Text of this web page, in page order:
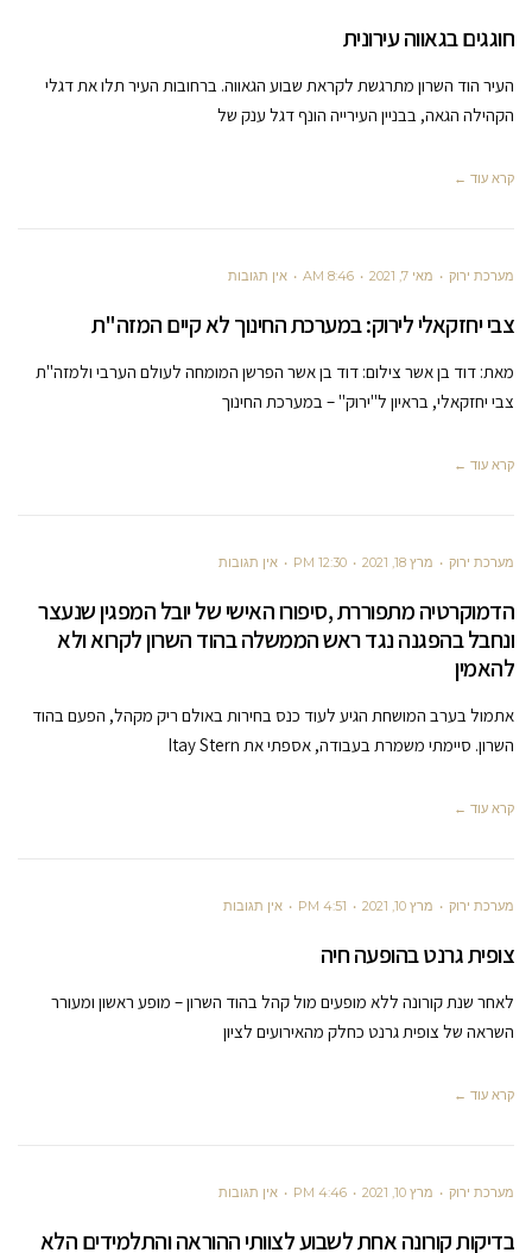
חוגגים בגאווה עירונית
העיר הוד השרון מתרגשת לקראת שבוע הגאווה. ברחובות העיר תלו את דגלי
הקהילה הגאה, בבניין העירייה הונף דגל ענק של
קרא עוד ←
מערכת ירוק מאי 7, 2021 8:46 AM אין תגובות
צבי יחזקאלי לירוק: במערכת החינוך לא קיים המזה"ת
מאת: דוד בן אשר צילום: דוד בן אשר הפרשן המומחה לעולם הערבי ולמזה"ת
צבי יחזקאלי, בראיון ל"ירוק" – במערכת החינוך
קרא עוד ←
מערכת ירוק מרץ 18, 2021 12:30 PM אין תגובות
הדמוקרטיה מתפוררת ,סיפורו האישי של יובל המפגין שנעצר
ונחבל בהפגנה נגד ראש הממשלה בהוד השרון לקרוא ולא
להאמין
אתמול בערב המושחת הגיע לעוד כנס בחירות באולם ריק מקהל, הפעם בהוד
השרון. סיימתי משמרת בעבודה, אספתי את Itay Stern
קרא עוד ←
מערכת ירוק מרץ 10, 2021 4:51 PM אין תגובות
צופית גרנט בהופעה חיה
לאחר שנת קורונה ללא מופעים מול קהל בהוד השרון – מופע ראשון ומעורר
השראה של צופית גרנט כחלק מהאירועים לציון
קרא עוד ←
מערכת ירוק מרץ 10, 2021 4:46 PM אין תגובות
בדיקות קורונה אחת לשבוע לצוותי ההוראה והתלמידים הלא